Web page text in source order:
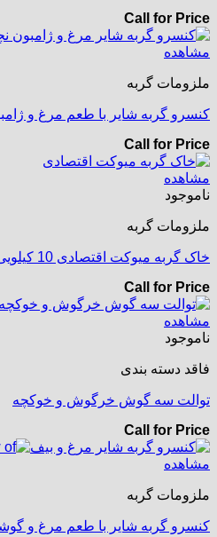
Call for Price
مشاهده
ملزومات گربه
کنسرو گربه شایر با طعم مرغ و ژامبون
Call for Price
مشاهده
ناموجود
ملزومات گربه
خاک گربه میوکت اقتصادی 10 کیلویی
Call for Price
مشاهده
ناموجود
فاقد دسته بندی
توالت سه گوش خرگوش و خوکچه
Call for Price
مشاهده
ملزومات گربه
کنسرو گربه شایر با طعم مرغ و گوشت